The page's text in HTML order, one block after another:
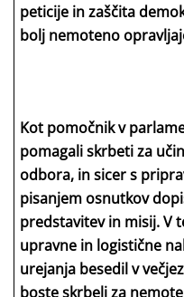
peticije in zaščita
bolj nemoteno
Kot pomočnik v
pomagali skrbeti za
odbora, in sicer s
pisanjem osnutkov
predstavitev in misij. V
upravne in logistične
urejanja besedil v
boste skrbeli za